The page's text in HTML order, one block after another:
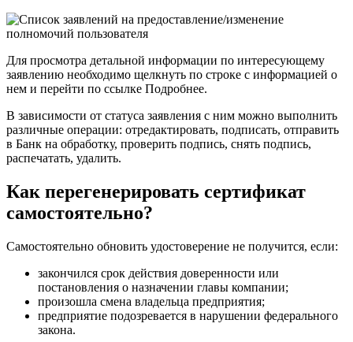
Для просмотра детальной информации по интересующему
заявлению необходимо щелкнуть по строке с информацией о
нем и перейти по ссылке Подробнее.
В зависимости от статуса заявления с ним можно выполнить
различные операции: отредактировать, подписать, отправить
в Банк на обработку, проверить подпись, снять подпись,
распечатать, удалить.
Как перегенерировать сертификат
самостоятельно?
Самостоятельно обновить удостоверение не получится, если:
закончился срок действия доверенности или
постановления о назначении главы компании;
произошла смена владельца предприятия;
предприятие подозревается в нарушении федерального
закона.